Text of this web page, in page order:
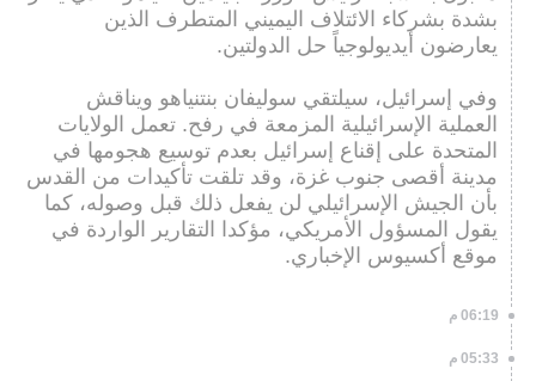
بشدة بشركاء الائتلاف اليميني المتطرف الذين
يعارضون أيديولوجياً حل الدولتين.
وفي إسرائيل، سيلتقي سوليفان بنتنياهو ويناقش
العملية الإسرائيلية المزمعة في رفح. تعمل الولايات
المتحدة على إقناع إسرائيل بعدم توسيع هجومها في
مدينة أقصى جنوب غزة، وقد تلقت تأكيدات من القدس
بأن الجيش الإسرائيلي لن يفعل ذلك قبل وصوله، كما
يقول المسؤول الأمريكي، مؤكدا التقارير الواردة في
موقع أكسيوس الإخباري.
06:19 م
05:33 م